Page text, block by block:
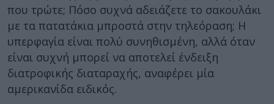
που τρώτε; Πόσο συχνά αδειάζετε το σακουλάκι
με τα πατατάκια μπροστά στην τηλεόραση; Η
υπερφαγία είναι πολύ συνηθισμένη, αλλά όταν
είναι συχνή μπορεί να αποτελεί ένδειξη
διατροφικής διαταραχής, αναφέρει μία
αμερικανίδα ειδικός.